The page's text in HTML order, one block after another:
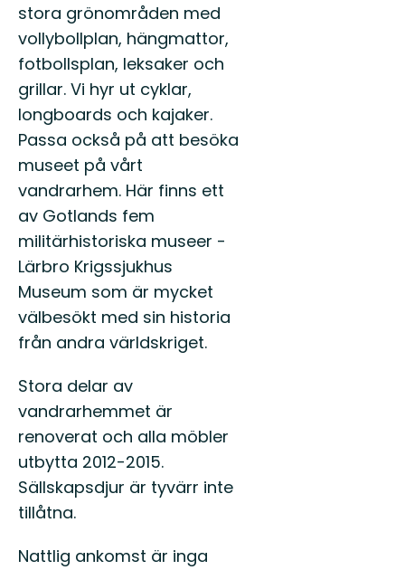
stora grönområden med
vollybollplan, hängmattor,
fotbollsplan, leksaker och
grillar. Vi hyr ut cyklar,
longboards och kajaker.
Passa också på att besöka
museet på vårt
vandrarhem. Här finns ett
av Gotlands fem
militärhistoriska museer -
Lärbro Krigssjukhus
Museum som är mycket
välbesökt med sin historia
från andra världskriget.
Stora delar av
vandrarhemmet är
renoverat och alla möbler
utbytta 2012-2015.
Sällskapsdjur är tyvärr inte
tillåtna.
Nattlig ankomst är inga